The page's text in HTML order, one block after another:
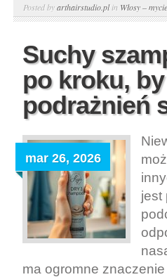
Posted byarthairstudio.plin Włosy –
Suchy
po kroku,
podrażnień
mar 26, 2026
jest
ma ogromne